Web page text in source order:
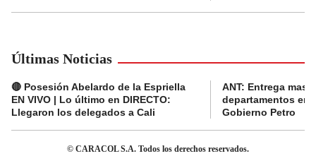
Últimas Noticias
🔴 Posesión Abelardo de la Espriella
EN VIVO | Lo último en DIRECTO:
Llegaron los delegados a Cali
ANT: Entrega
departamentos en
Gobierno Petro
© CARACOL S.A. Todos los derechos reservados.